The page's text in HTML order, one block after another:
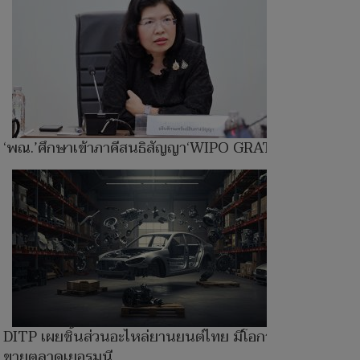
‘พณ.’ศึกษาเข้าภาคีสนธิสัญญา‘WIPO GRATK’
DITP เผยชิ้นส่วนอะไหล่ยานยนต์ไทย มีโอกาส